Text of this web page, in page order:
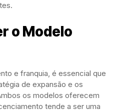
o Modelo
e franquia, é essencial que
de expansão e os
os modelos oferecem
tende a ser uma